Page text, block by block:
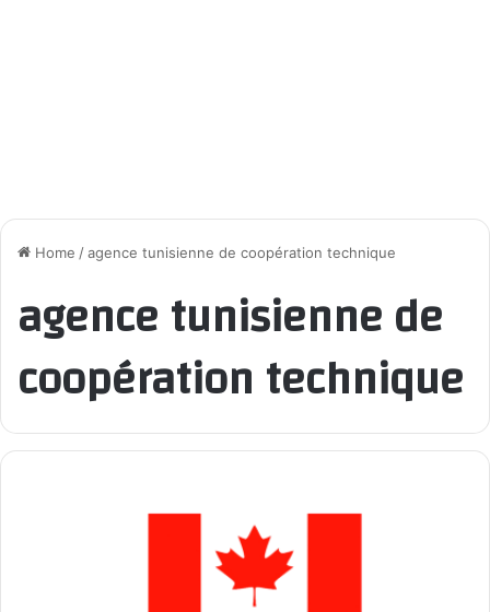
Home /agence tunisienne de coopération technique
agence tunisienne de
coopération technique